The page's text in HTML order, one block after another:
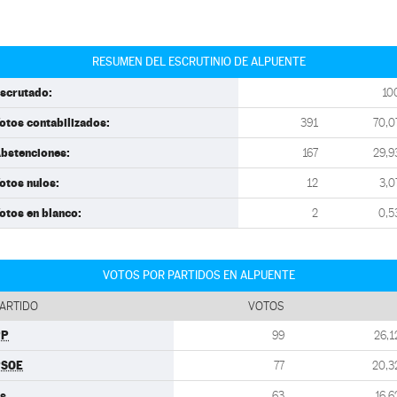
RESUMEN DEL ESCRUTINIO DE ALPUENTE
contabilizados: 391
167
nulos: 12
en blanco: 2
VOTOS POR PARTIDOS EN ALPUENTE
VOTOS
99
77